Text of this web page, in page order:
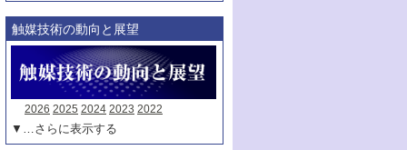
触媒技術の動向と展望
2026 2025 2024 2023 2022
▼…さらに表示する